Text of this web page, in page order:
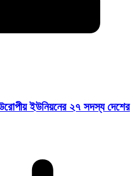
ইউনিয়নের ২৭ সদস্য দেশের